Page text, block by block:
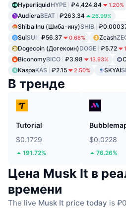
HyperliquidHYPE ₽4,424.84 1.20%
AudieraBEAT ₽263.34 26.99%
Shiba Inu (Шиба-ину)SHIB
SuiSUI ₽56.37 0.68% Zcash
Dogecoin (Догекоин)DOGE ₽5.72
BiconomyBICO ₽3.98 13.93%
KaspaKAS ₽2.15 2.50% SKYAI
В тренде
Tutorial
$0.1729
191.72%
$0.0228
76.26%
Цена Musk It в
времени
The live Musk It price today is